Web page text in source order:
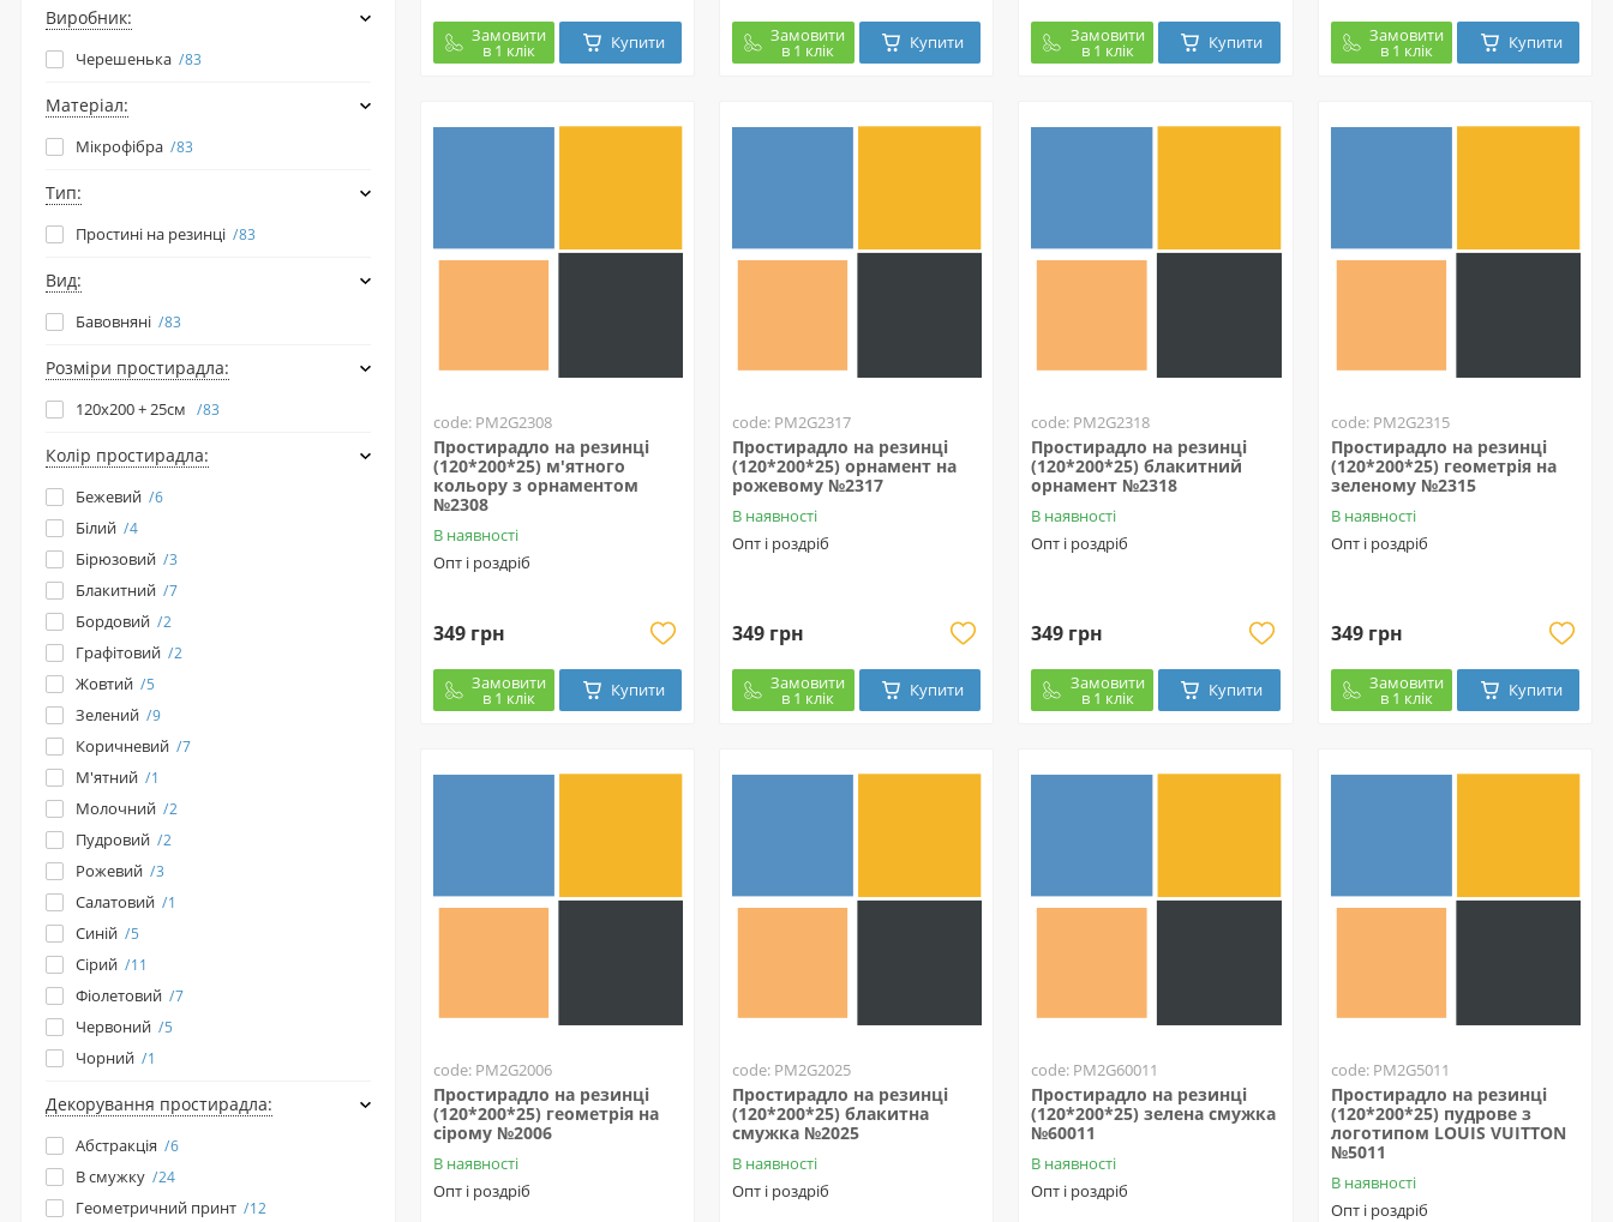
Замовити
в 1 клік Купити Замовити
в 1 клік Купити Замовити
в 1 клік Купити Замовити
в 1 клік Купити
code: PM2G2308
Простирадло на резинці
(120*200*25) м'ятного
кольору з орнаментом
№2308
В наявності
Опт і роздріб
349 грн
Замовити
в 1 клік Купити
code: PM2G2317
Простирадло на резинці
(120*200*25) орнамент на
рожевому №2317
В наявності
Опт і роздріб
349 грн
Замовити
в 1 клік Купити
code: PM2G2318
Простирадло на резинці
(120*200*25) блакитний
орнамент №2318
В наявності
Опт і роздріб
349 грн
Замовити
в 1 клік Купити
code: PM2G2315
Простирадло на резинці
(120*200*25) геометрія на
зеленому №2315
В наявності
Опт і роздріб
349 грн
Замовити
в 1 клік Купити
code: PM2G2006
Простирадло на резинці
(120*200*25) геометрія на
сірому №2006
В наявності
Опт і роздріб
code: PM2G2025
Простирадло на резинці
(120*200*25) блакитна
смужка №2025
В наявності
Опт і роздріб
code: PM2G60011
Простирадло на резинці
(120*200*25) зелена смужка
№60011
В наявності
Опт і роздріб
code: PM2G5011
Простирадло на резинці
(120*200*25) пудрове з
логотипом LOUIS VUITTON
№5011
В наявності
Опт і роздріб
Виробник:
Черешенька 83
Матеріал:
Мікрофібра 83
Тип:
Простині на резинці 83
Вид:
Бавовняні 83
Розміри простирадла:
120х200 + 25см 83
Колір простирадла:
Бежевий 6
Білий 4
Бірюзовий 3
Блакитний 7
Бордовий 2
Графітовий 2
Жовтий 5
Зелений 9
Коричневий 7
М'ятний 1
Молочний 2
Пудровий 2
Рожевий 3
Салатовий 1
Синій 5
Сірий 11
Фіолетовий 7
Червоний 5
Чорний 1
Декорування простирадла:
Абстракція 6
В смужку 24
Геометричний принт 12